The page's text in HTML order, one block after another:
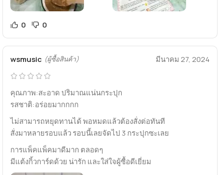
0 0
wsmusic (ผู้ซื้อสินค้า) มีนาคม 27, 2024
คุณภาพ:สะอาด ปริมาณแน่นกระปุก
รสชาติ:อร่อยมากกกก
ไม่สามารถหยุดทานได้ พอหมดแล้วต้องสั่งต่อทันที
สั่งมาหลายรอบแล้ว รอบนี้เลยจัดไป 3 กระปุกซะเลย
การแพ็คแพ็คมาดีมาก ตลอดๆ
มีแต้งกิ้วการ์ดด้วย น่ารัก และใส่ใจผู้ซื้อดีเยี่ยม